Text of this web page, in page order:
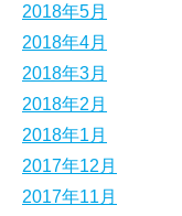
2018年5月
2018年4月
2018年3月
2018年2月
2018年1月
2017年12月
2017年11月